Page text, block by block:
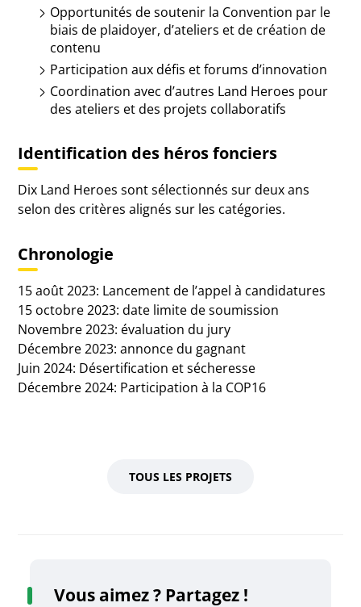
Opportunités de soutenir la Convention par le
biais de plaidoyer, d’ateliers et de création de
contenu
Participation aux défis et forums d’innovation
Coordination avec d’autres Land Heroes pour
des ateliers et des projets collaboratifs
Identification des héros fonciers
Dix Land Heroes sont sélectionnés sur deux ans
selon des critères alignés sur les catégories.
Chronologie
15 août 2023: Lancement de l’appel à candidatures
15 octobre 2023: date limite de soumission
Novembre 2023: évaluation du jury
Décembre 2023: annonce du gagnant
Juin 2024: Désertification et sécheresse
Décembre 2024: Participation à la COP16
TOUS LES PROJETS
Vous aimez ? Partagez !